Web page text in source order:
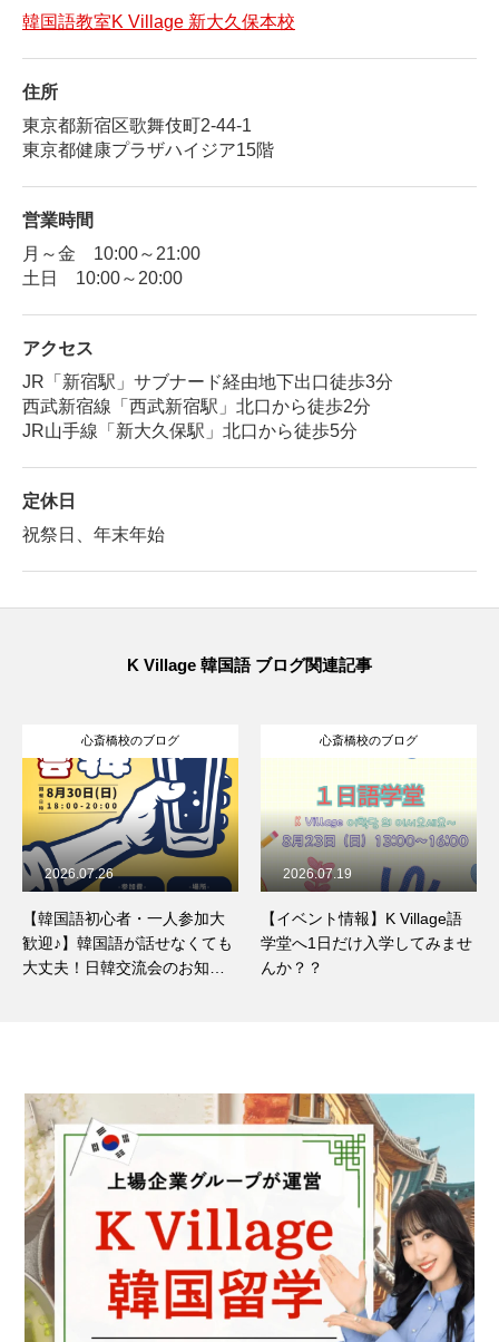
韓国語教室K Village 新大久保本校
住所
東京都新宿区歌舞伎町2-44-1
東京都健康プラザハイジア15階
営業時間
月～金 10:00～21:00
土日 10:00～20:00
アクセス
JR「新宿駅」サブナード経由地下出口徒歩3分
西武新宿線「西武新宿駅」北口から徒歩2分
JR山手線「新大久保駅」北口から徒歩5分
定休日
祝祭日、年末年始
K Village 韓国語 ブログ関連記事
心斎橋校のブログ
【イベント情報】K Village語
学堂へ1日だけ入学してみませ
んか？？
2026.07.19
心斎橋校のブログ
韓国料理「ポッサム」とは？
ほっとくだけで簡単！手作り
ポッサムのレシピをご紹介☆
2026.07.18